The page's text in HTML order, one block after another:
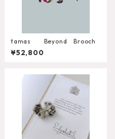
tamas Beyond Brooch
¥52,800